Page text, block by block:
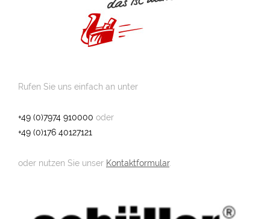
Rufen Sie uns einfach an unter
+49 (0)7974 910000 oder
+49 (0)176 40127121
oder nutzen Sie unser Kontaktformular.